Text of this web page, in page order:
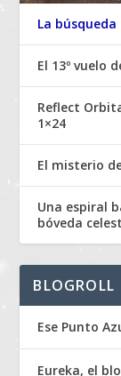
La
El 13º vuelo
Reflect
1×24
El misterio
Una espiral
bóveda
BLOGROLL
Ese Punto
Eureka, el